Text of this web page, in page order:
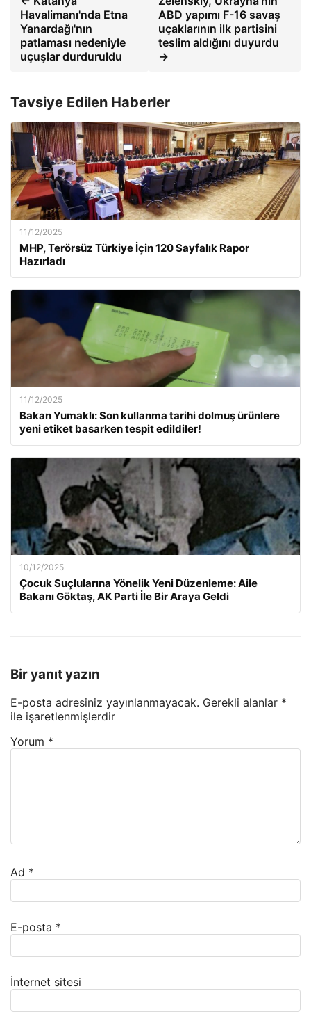
Havalimanı'nda Etna
Yanardağı'nın
patlaması nedeniyle
uçuşlar durduruldu
ABD yapımı F-16 savaş
uçaklarının ilk partisini
teslim aldığını duyurdu
→
Tavsiye Edilen Haberler
11/12/2025
MHP, Terörsüz Türkiye İçin 120 Sayfalık Rapor
Hazırladı
11/12/2025
Bakan Yumaklı: Son kullanma tarihi dolmuş ürünlere
yeni etiket basarken tespit edildiler!
10/12/2025
Çocuk Suçlularına Yönelik Yeni Düzenleme: Aile
Bakanı Göktaş, AK Parti İle Bir Araya Geldi
Bir yanıt yazın
E-posta adresiniz yayınlanmayacak. Gerekli alanlar *
ile işaretlenmişlerdir
Yorum *
Ad *
E-posta *
İnternet sitesi